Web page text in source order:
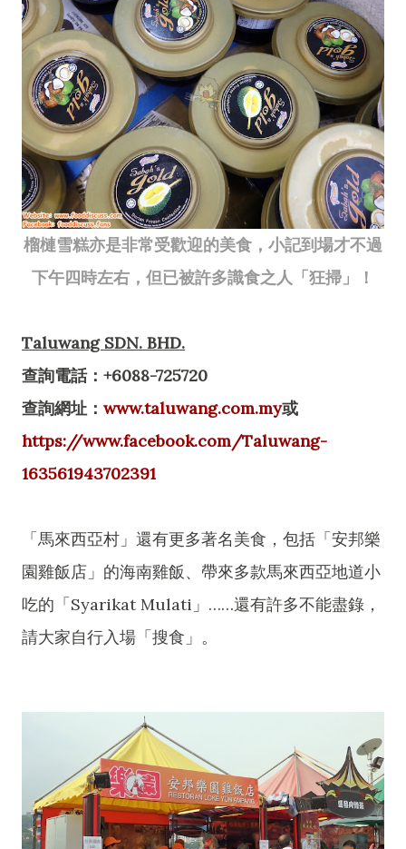
榴槤雪糕亦是非常受歡迎的美食，小記到場才不過
下午四時左右，但已被許多識食之人「狂掃」！
Taluwang SDN. BHD.
查詢電話：+6088-725720
查詢網址： www.taluwang.com.my或
https://www.facebook.com/Taluwang-
163561943702391
「馬來西亞村」還有更多著名美食，包括「安邦樂
園雞飯店」的海南雞飯、帶來多款馬來西亞地道小
吃的「Syarikat Mulati」……還有許多不能盡錄，
請大家自行入場「搜食」。